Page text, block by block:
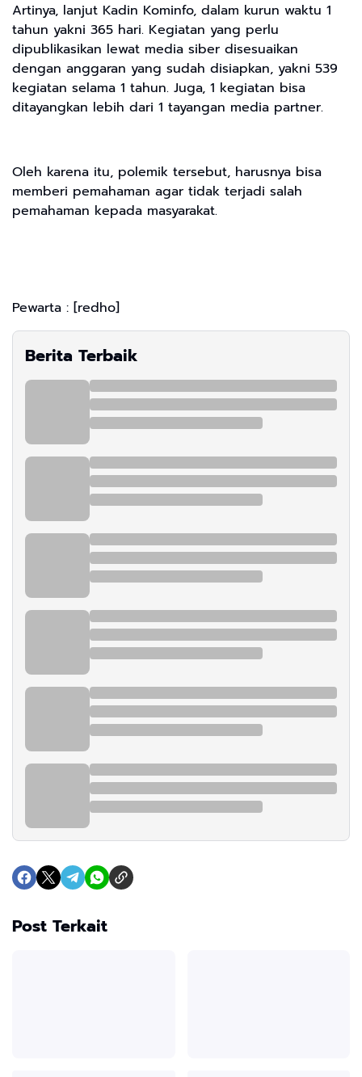
Artinya, lanjut Kadin Kominfo, dalam kurun waktu 1
tahun yakni 365 hari. Kegiatan yang perlu
dipublikasikan lewat media siber disesuaikan
dengan anggaran yang sudah disiapkan, yakni 539
kegiatan selama 1 tahun. Juga, 1 kegiatan bisa
ditayangkan lebih dari 1 tayangan media partner.
Oleh karena itu, polemik tersebut, harusnya bisa
memberi pemahaman agar tidak terjadi salah
pemahaman kepada masyarakat.
Pewarta : [redho]
Berita Terbaik
Post Terkait